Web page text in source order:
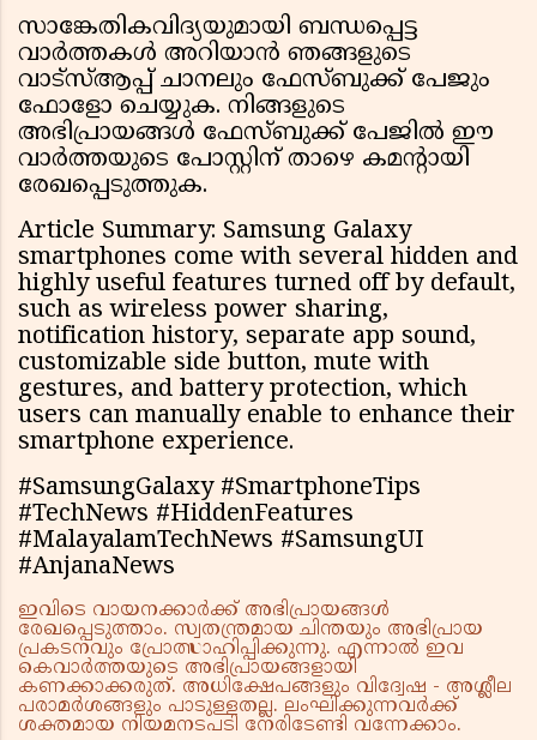
സാങ്കേതികവിദ്യയുമായി ബന്ധപ്പെട്ട
വാർത്തകൾ അറിയാൻ ഞങ്ങളുടെ
വാട്സ്ആപ്പ് ചാനലും ഫേസ്ബുക്ക് പേജും
ഫോളോ ചെയ്യുക. നിങ്ങളുടെ
അഭിപ്രായങ്ങൾ ഫേസ്ബുക്ക് പേജിൽ ഈ
വാർത്തയുടെ പോസ്റ്റിന് താഴെ കമൻ്റായി
രേഖപ്പെടുത്തുക.
Article Summary: Samsung Galaxy
smartphones come with several hidden and
highly useful features turned off by default,
such as wireless power sharing,
notification history, separate app sound,
customizable side button, mute with
gestures, and battery protection, which
users can manually enable to enhance their
smartphone experience.
#SamsungGalaxy #SmartphoneTips
#TechNews #HiddenFeatures
#MalayalamTechNews #SamsungUI
#AnjanaNews
ഇവിടെ വായനക്കാർക്ക് അഭിപ്രായങ്ങൾ
രേഖപ്പെടുത്താം. സ്വതന്ത്രമായ ചിന്തയും അഭിപ്രായ
പ്രകടനവും പ്രോത്സാഹിപ്പിക്കുന്നു. എന്നാൽ ഇവ
കെവാർത്തയുടെ അഭിപ്രായങ്ങളായി
കണക്കാക്കരുത്. അധിക്ഷേപങ്ങളും വിദ്വേഷ - അശ്ലീല
പരാമർശങ്ങളും പാടുള്ളതല്ല. ലംഘിക്കുന്നവർക്ക്
ശക്തമായ നിയമനടപടി നേരിടേണ്ടി വന്നേക്കാം.